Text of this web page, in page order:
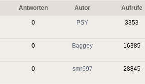
Antworten Autor Aufrufe
0 PSY 3353
0 Baggey 16385
0 smr597 28845